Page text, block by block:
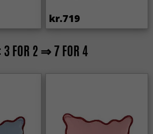
kr.719
3 FOR 2 ⇒ 7 FOR 4